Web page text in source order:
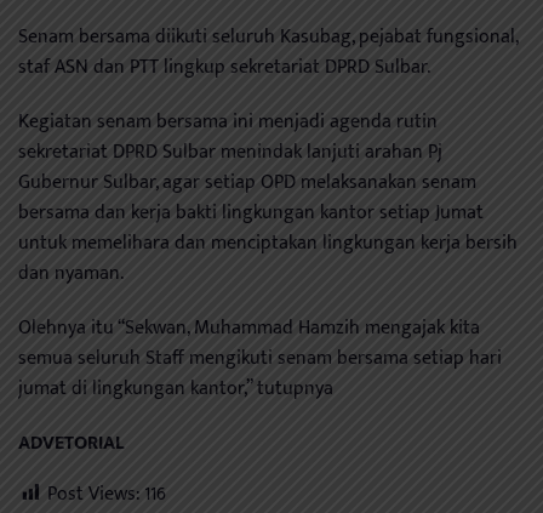
Senam bersama diikuti seluruh Kasubag, pejabat fungsional,
staf ASN dan PTT lingkup sekretariat DPRD Sulbar.
Kegiatan senam bersama ini menjadi agenda rutin
sekretariat DPRD Sulbar menindak lanjuti arahan Pj
Gubernur Sulbar, agar setiap OPD melaksanakan senam
bersama dan kerja bakti lingkungan kantor setiap Jumat
untuk memelihara dan menciptakan lingkungan kerja bersih
dan nyaman.
Olehnya itu “Sekwan, Muhammad Hamzih mengajak kita
semua seluruh Staff mengikuti senam bersama setiap hari
jumat di lingkungan kantor,” tutupnya
ADVETORIAL
Post Views:116